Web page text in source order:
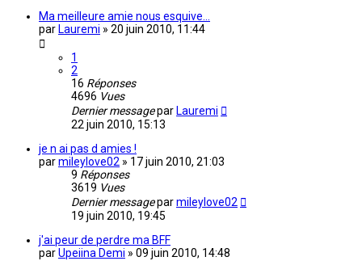
Ma meilleure amie nous esquive...
par Lauremi » 20 juin 2010, 11:44
1
2
16 Réponses
4696 Vues
Dernier messagepar Lauremi
22 juin 2010, 15:13
je n ai pas d amies !
parmileylove02 » 17 juin 2010, 21:03
9 Réponses
3619 Vues
Dernier messageparmileylove02
19 juin 2010, 19:45
j'ai peur de perdre ma BFF
parUpeiina Demi » 09 juin 2010, 14:48